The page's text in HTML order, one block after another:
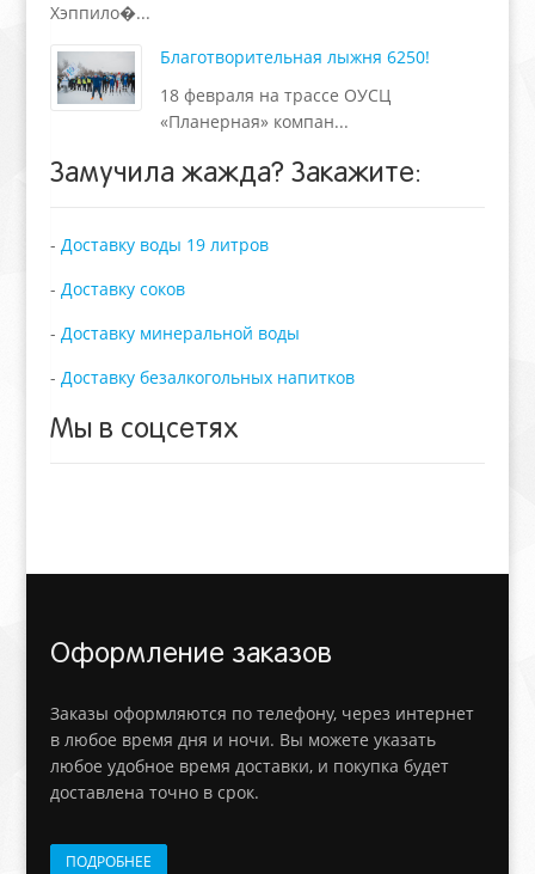
Хэппило�...
Благотворительная лыжня 6250!
18 февраля на трассе ОУСЦ
«Планерная» компан...
Замучила жажда?Закажите:
-Доставку воды 19 литров
-Доставку соков
-Доставку минеральной воды
-Доставку безалкогольных напитков
Мы в соцсетях
Оформление заказов
Заказы оформляются по телефону, через интернет
в любое время дня и ночи. Вы можете указать
любое удобное время доставки, и покупка будет
доставлена точно в срок.
ПОДРОБНЕЕ